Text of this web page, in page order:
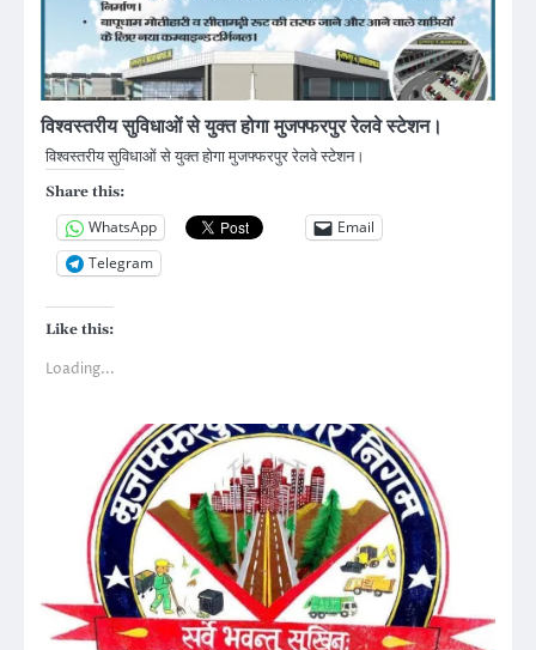
विश्वस्तरीय सुविधाओं से युक्त होगा मुजफ्फरपुर रेलवे स्टेशन।
विश्वस्तरीय सुविधाओं से युक्त होगा मुजफ्फरपुर रेलवे स्टेशन।
Share this:
WhatsApp
Email
Telegram
Like this:
Loading...